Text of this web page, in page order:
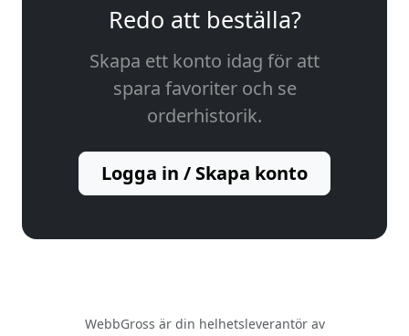
Redo att beställa?
Skapa ett konto idag för att
spara favoriter och se
orderhistorik.
Logga in / Skapa konto
WebbGross är din helhetsleverantör av